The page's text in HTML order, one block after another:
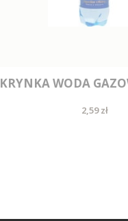
KRYNKA WODA
Cena
2,59 zł